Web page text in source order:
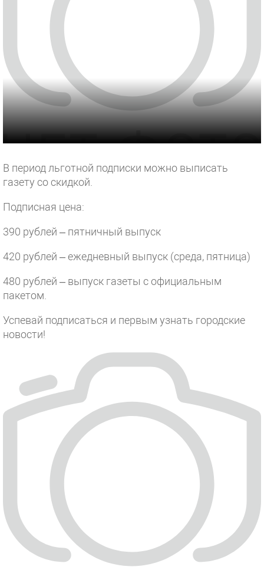
В период льготной подписки можно выписать
газету со скидкой.
Подписная цена:
390 рублей – пятничный выпуск
420 рублей – ежедневный выпуск (среда, пятница)
480 рублей – выпуск газеты с официальным
пакетом.
Успевай подписаться и первым узнать городские
новости!